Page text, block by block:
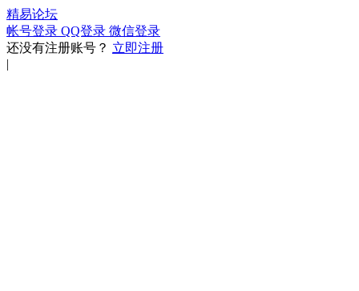
精易论坛
帐号登录 QQ登录 微信登录
还没有注册账号？ 立即注册
|